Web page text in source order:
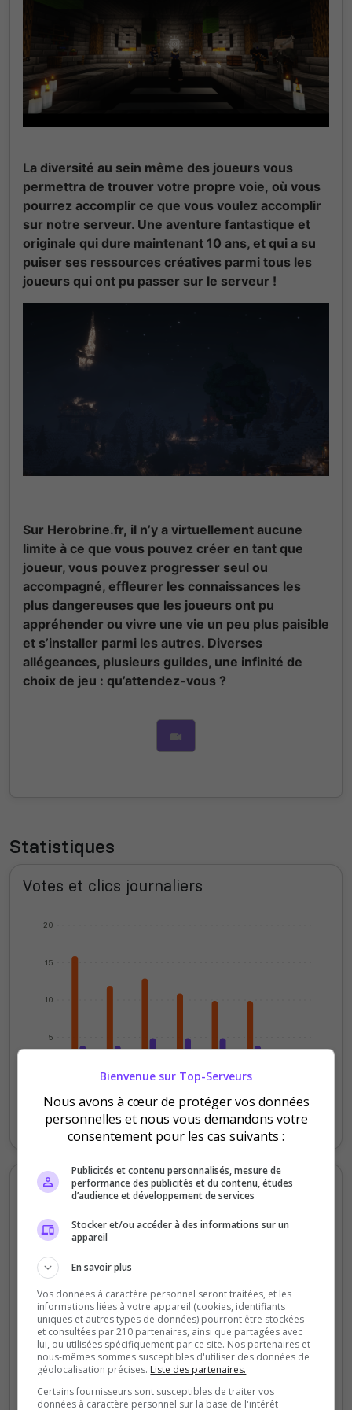
La diversité au sein même des joueurs vous
permettra de trouver votre propre voie, où vous
pourrez accomplir ce que vous voulez accomplir
sur notre serveur. Une aventure fantastique et
originale qui dure maintenant 10 ans, et qui a su
puiser ses ressources créatives parmi tous les
joueurs qui ont pu passer sur le serveur !
Sur Herobrine.fr, il n’y a virtuellement aucune
limite à ce que vous pouvez créer en tant que
joueur, vous pouvez progresser seul ou
accompagné, effleurer les connaissances les
plus dangereuses que les joueurs ont pu
appréhender ou vivre une vie un peu plus paisible
et s’installer parmi les autres. Diverses
allégeances, plusieurs guildes, une infinité de
choix de jeu : qu’attendez-vous ?
Statistiques
Votes et clics journaliers
5
10
15
20
Votes Clics
Votes et clics mensuels
0
500
1000
1500
2000
Sept Jan Mars Avr Mai
Bienvenue sur Top-Serveurs
Nous avons à cœur de protéger vos données
personnelles et nous vous demandons votre
consentement pour les cas suivants :
Publicités et contenu personnalisés, mesure de
performance des publicités et du contenu, études
d’audience et développement de services
Stocker et/ou accéder à des informations sur un
appareil
En savoir plus
Vos données à caractère personnel seront traitées, et les
informations liées à votre appareil (cookies, identifiants
uniques et autres types de données) pourront être stockées
et consultées par 210 partenaires, ainsi que partagées avec
lui, ou utilisées spécifiquement par ce site. Nos partenaires et
nous-mêmes sommes susceptibles d'utiliser des données de
géolocalisation précises. Liste des partenaires.
Certains fournisseurs sont susceptibles de traiter vos
données à caractère personnel sur la base de l'intérêt